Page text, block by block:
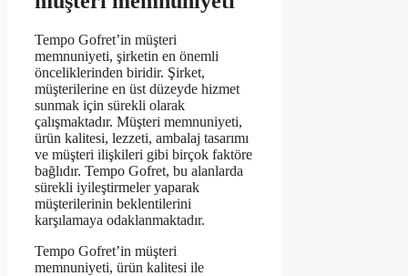
Tempo Gofret’in müşteri
memnuniyeti, şirketin en önemli
önceliklerinden biridir. Şirket,
müşterilerine en üst düzeyde hizmet
sunmak için sürekli olarak
çalışmaktadır. Müşteri memnuniyeti,
ürün kalitesi, lezzeti, ambalaj tasarımı
ve müşteri ilişkileri gibi birçok faktöre
bağlıdır. Tempo Gofret, bu alanlarda
sürekli iyileştirmeler yaparak
müşterilerinin beklentilerini
karşılamaya odaklanmaktadır.
Tempo Gofret’in müşteri
memnuniyeti, ürün kalitesi ile